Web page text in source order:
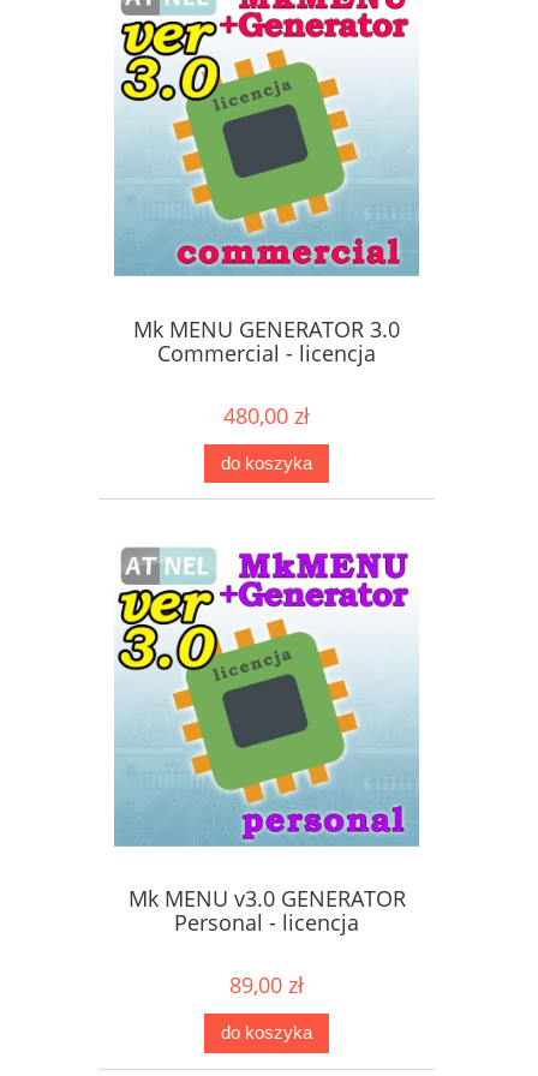
Mk MENU GENERATOR 3.0
Commercial - licencja
480,00 zł
do koszyka
Mk MENU v3.0 GENERATOR
Personal - licencja
89,00 zł
do koszyka